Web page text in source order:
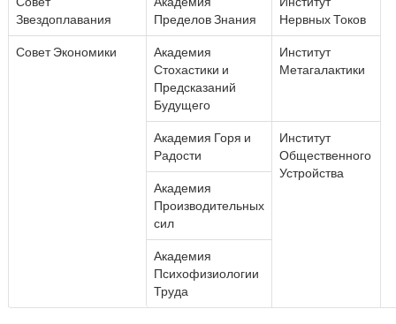
Звездоплавания
Пределов Знания
Нервных Токов
Совет Экономики
Академия
Стохастики и
Предсказаний
Будущего
Институт
Метагалактики
Академия Горя и
Радости
Институт
Общественного
Устройства
Академия
Производительных
сил
Академия
Психофизиологии
Труда